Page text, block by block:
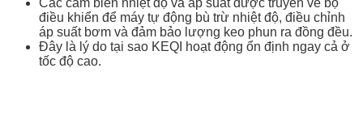
điều khiển để máy tự động bù trừ nhiệt độ, điều chỉnh
áp suất bơm và đảm bảo lượng keo phun ra đồng đều.
Đây là lý do tại sao KEQI hoạt động ổn định ngay cả ở
tốc độ cao.